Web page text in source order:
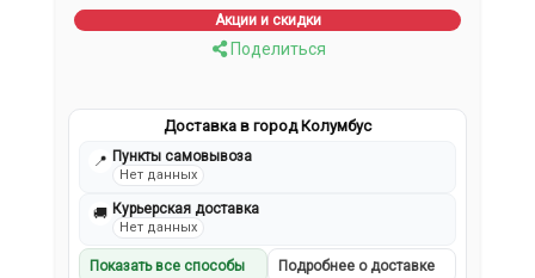
Акции и скидки
Поделиться
Доставка в город Колумбус
📍 Пункты самовывоза
Нет данных
🚚 Курьерская доставка
Нет данных
Показать все способы Подробнее о доставке